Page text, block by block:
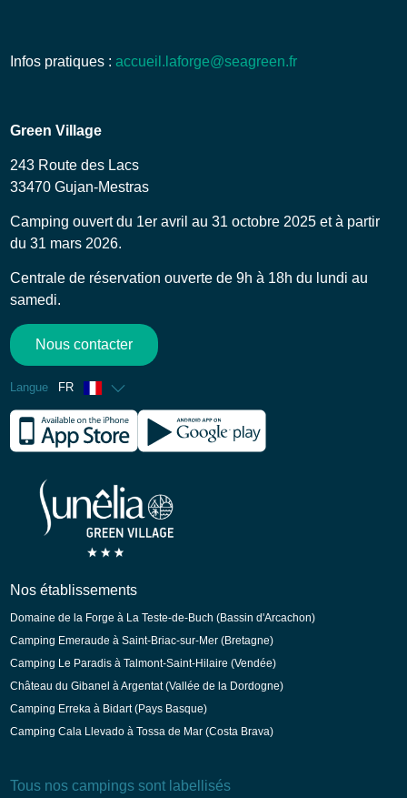
Infos pratiques : accueil.laforge@seagreen.fr
Green Village
243 Route des Lacs
33470 Gujan-Mestras
Camping ouvert du 1er avril au 31 octobre 2025 et à partir
du 31 mars 2026.
Centrale de réservation ouverte de 9h à 18h du lundi au
samedi.
Nous contacter
Langue FR
Anglais
Espagnol
Néerlandais
Nos établissements
Domaine de la Forge à La Teste-de-Buch (Bassin d'Arcachon)
Camping Emeraude à Saint-Briac-sur-Mer (Bretagne)
Camping Le Paradis à Talmont-Saint-Hilaire (Vendée)
Château du Gibanel à Argentat (Vallée de la Dordogne)
Camping Erreka à Bidart (Pays Basque)
Camping Cala Llevado à Tossa de Mar (Costa Brava)
Tous nos campings sont labellisés